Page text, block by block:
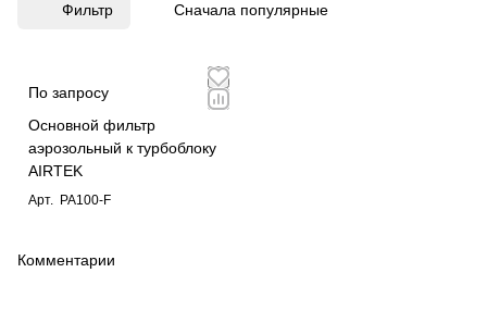
производителем в Китае.
Фильтр Сначала популярные
По запросу
Основной фильтр
аэрозольный к турбоблоку
AIRTEK
Арт. PA100-F
Комментарии